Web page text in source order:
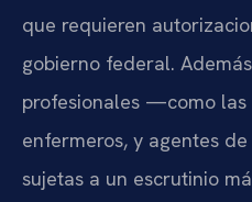
que requieren
gobierno federal.
profesionales —como las
enfermeros, y agentes
sujetas a un escrutinio